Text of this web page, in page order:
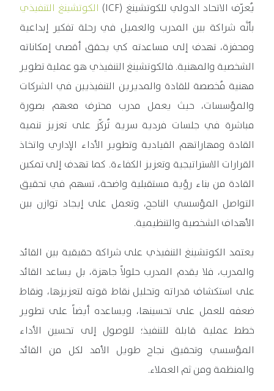
يُعرّف الاتحاد الدولي للكوتشينغ (ICF)
الكوتشينغ التنفيذي
بأنَّه شراكة بين المدرب والعميل في رحلة تفكير إبداعية
ومحفزة، تهدف إلى مساعدته كي يحقق أقصى إمكاناته
الشخصية والمهنية. فالكوتشينغ التنفيذي هو عملية تطوير
مهنية مُخصصة للقادة والمديرين التنفيذيين في الشركات
والمؤسسات، حيث يعمل مدرب محترف معهم بصورة
مباشرة في جلسات فردية سرية تُركّز على تعزيز تنمية
القادة ومهاراتهم القيادية وتطوير الأداء الإداري واتخاذ
القرارات الاستراتيجية وتعزيز الكفاءة. كما تهدف إلى تمكين
القادة من بناء رؤية مستقبلية واضحة، تسهم في تحقيق
التواصل المؤسسي الناجح، وتعمل على إيجاد توازن بين
الأهداف الشخصية والتنظيمية.
يعتمد الكوتشينغ التنفيذي على شراكة حقيقية بين القائد
والمدرب، فلا يقدم المدرب حلولاً جاهزة، بل يساعد القائد
على استكشاف قدراته وتحليل نقاط قوته لتعزيزها، ونقاط
ضعفه للعمل على تحسينها، ويساعده أيضاً على تطوير
خطط عملية قابلة للتنفيذ؛ للوصول إلى تحسين الأداء
المؤسسي وتحقيق نجاح طويل الأمد لكل من القائد
والمنظمة ومن ثم العملاء.